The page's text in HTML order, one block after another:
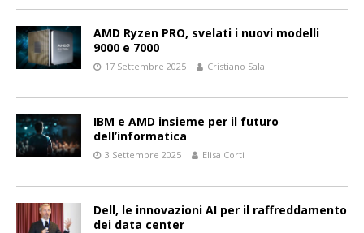
AMD Ryzen PRO, svelati i nuovi modelli
9000 e 7000
17 Settembre 2025 Cristiano Sala
IBM e AMD insieme per il futuro
dell’informatica
3 Settembre 2025 Elisa Corti
Dell, le innovazioni AI per il raffreddamento
dei data center